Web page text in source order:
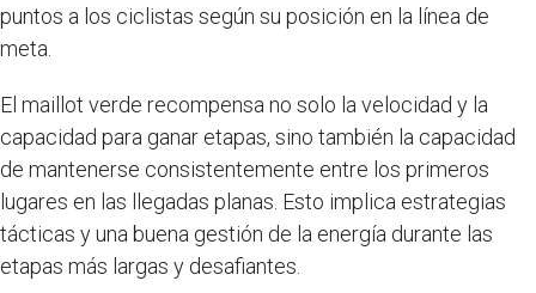
puntos a los ciclistas según su posición en la línea de
meta.
El maillot verde recompensa no solo la velocidad y la
capacidad para ganar etapas, sino también la capacidad
de mantenerse consistentemente entre los primeros
lugares en las llegadas planas. Esto implica estrategias
tácticas y una buena gestión de la energía durante las
etapas más largas y desafiantes.